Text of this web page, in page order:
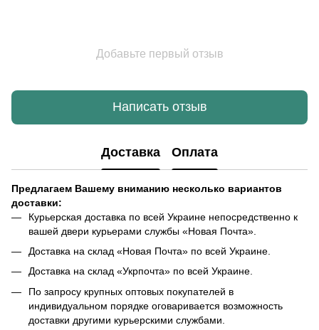
Добавьте первый отзыв
Написать отзыв
Доставка Оплата
Предлагаем Вашему вниманию несколько вариантов
доставки:
Курьерская доставка по всей Украине непосредственно к
вашей двери курьерами службы «Новая Почта».
Доставка на склад «Новая Почта» по всей Украине.
Доставка на склад «Укрпочта» по всей Украине.
По запросу крупных оптовых покупателей в
индивидуальном порядке оговаривается возможность
доставки другими курьерскими службами.